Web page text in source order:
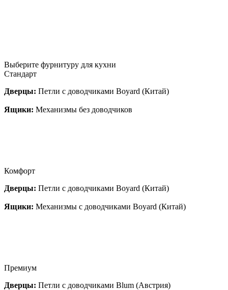
Выберите фурнитуру для кухни
Стандарт
Дверцы: Петли с доводчиками Boyard (Китай)
Ящики: Механизмы без доводчиков
Комфорт
Дверцы: Петли с доводчиками Boyard (Китай)
Ящики: Механизмы с доводчиками Boyard (Китай)
Премиум
Дверцы: Петли с доводчиками Blum (Австрия)